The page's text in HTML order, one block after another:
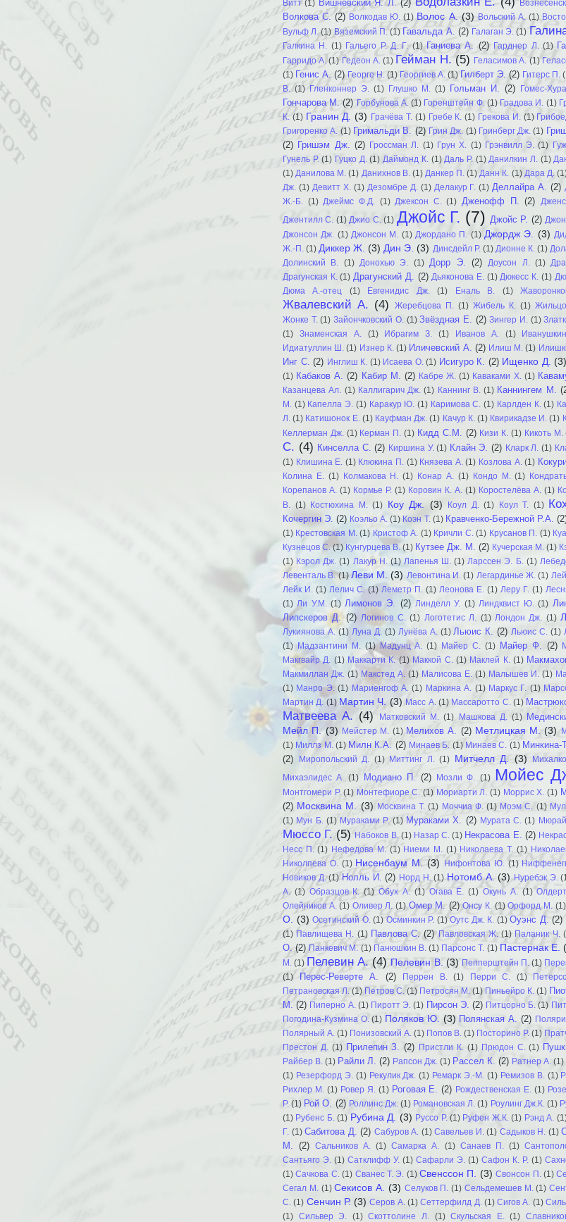
Витт (1) Вишневский Я. Л. (2)
Волкова С. (2) Волкодав Ю. (1) Волос А. (3) Вольский А. (1)
Вульф Л. (1) Вяземский П. (1) Гавальда А. (2) Галаган Э. (1)
Галкина Н. (1) Гальего Р. Д. Г. (1) Ганиева А. (2) Гарднер Л. (1)
Гарридо А. (1) Гедеон А. (1) Гейман Н. (5) Геласимов А. (1)
(1) Генис А. (2) Георге Н. (1) Георгиев А. (1) Гилберт Э. (2) Гитерс П.
В.
(1) Гленконнер Э. (1) Глушко М. (1) Гольман И. (2) Гомес-
Гончарова М. (2) Горбунова А. (1) Горенштейн Ф. (1) Градова И. (1)
К.
(1) Гранин Д. (3) Грачёва Т. (1) Гребе К. (1) Грекова И. (1)
Григоренко А. (1) Гримальди В. (2) Грин Дж. (1) Гринберг Дж. (1)
(2) Гришэм Дж. (2) Гроссман Л. (1) Грун Х. (1) Грэнвилл Э. (1)
Гунель Р. (1) Гуцко Д. (1) Даймонд К. (1) Даль Р. (1) Данилкин Л. (1)
(1) Данилова М. (1) Данихнов В. (1) Данкер П. (1) Данн К. (1) Дара Д.
Дж. (1) Девитт Х. (1) Дезомбре Д. (1) Делакур Г. (1) Деллайра А. (2)
Ж.-Б.
(1) Джеймс Ф.Д. (1) Джексон С. (1) Дженофф П. (2)
Джентилл С. (1) Джио С. (1) Джойс Г. (7) Джойс Р. (2)
Джонсон Дж.
(1) Джонсон М. (1) Джордано П. (1) Джордж Э. (3)
Ж.-П.
(1) Диккер Ж. (3) Дин Э. (3) Динсдейл Р. (1) Дионне К. (1)
Долинский В.
(1) Донохью Э. (1) Дорр Э. (2) Доусон Л. (1)
Драгунская К.
(1) Драгунский Д. (2) Дьяконова Е. (1) Дюкесс К. (1)
Дюма А.-отец
(1) Евгенидис Дж. (1) Еналь В. (1)
Жвалевский А. (4) Жеребцова П. (1) Жибель К. (1)
Жонке Т.
(1) Зайончковский О. (1) Звёздная Е. (2) Зингер И. (1)
(1)
Знаменская А. (1) Ибрагим З. (1) Иванов А. (1)
Идиатуллин Ш.
(1) Изнер К. (1) Иличевский А. (2) Илиш М. (1)
Инг С. (2) Инглиш К. (1) Исаева О. (1) Исигуро К. (2) Ищенко Д. (3)
(1) Кабаков А. (2) Кабир М. (2) Кабре Ж. (1) Каваками Х. (1)
Казанцева Ал. (1) Каллигарич Дж. (1) Каннинг В. (1) Каннингем М.
М. (1) Капелла Э. (1) Каракур Ю. (1) Каримова С. (1) Карлден К. (1)
Л.
(1) Катишонок Е. (1) Кауфман Дж. (1) Качур К. (1) Квирикадзе И. (1)
Келлерман Дж. (1) Керман П. (1) Кидд С.М. (2) Кизи К. (1) Кикоть М.
С. (4) Кинселла С. (2) Киршина У. (1) Клайн Э. (2) Кларк Л. (1)
(1) Клишина Е. (1) Клюкина П. (1) Князева А. (1) Козлова А. (1)
Колина Е. (1) Колмакова Н. (1) Конар А. (1) Кондо М. (1)
Корепанов А. (1) Кормье Р. (1) Коровин К. А. (1) Коростелёва А. (1)
В.
(1) Костюхина М. (1) Коу Дж. (3) Коул Д. (1) Коул Т. (1)
Кочергин Э. (2) Коэльо А. (1) Коэн Т. (1) Кравченко-Бережной Р.А.
(1) Крестовская М. (1) Кристоф А. (1) Кричли С. (1) Крусанов П. (1)
Кузнецов С. (1) Кунгурцева В. (1) Кутзее Дж. М. (2) Кучерская М. (1)
(1) Кэрол Дж. (1) Лакур Н. (1) Лапенья Ш. (1) Ларссен Э. Б. (1)
Левенталь В. (1) Леви М. (3) Левонтина И. (1) Легардинье Ж. (1)
Лейк И.
(1) Лелич С. (1) Леметр П. (1) Леонова Е. (1) Леру Г. (1)
(1) Ли У.М. (1) Лимонов Э. (2) Линделл У. (1) Линдквист Ю. (1)
Липскеров Д. (2) Логинов С. (1) Логотетис Л. (1) Лондон Дж. (1)
Лукиянова А. (1) Луна Д. (1) Лунёва А. (1) Льюис К. (2) Льюис С. (1)
(1)
Мадзантини М. (1) Мадунц А. (1) Майер С. (1) Майер Ф. (2)
Макгвайр Д.
(1) Маккарти К. (1) Маккой С. (1) Маклей К. (1)
Макмиллан Дж. (1) Макстед А. (1) Малисова Е. (1) Малышев И. (1)
(1) Манро Э. (1) Мариенгоф А. (1) Маркина А. (1) Маркус Г. (1)
Мартин Д.
(1) Мартин Ч. (3) Масс А. (1) Массаротто С. (1)
Матвеева А. (4) Матковский М. (1) Машкова Д. (1)
Мейл П. (3) Мейстер М. (1) Мелихов А. (2) Метлицкая М. (3)
(1) Миллз М. (1) Милн К.А. (2) Минаев Б. (1) Минаев С. (1) Минкина-
(2)
Миропольский Д. (1) Миттинг Л. (1) Митчелл Д. (3)
Михаэлидес А. (1) Модиано П. (2) Мозли Ф. (1) Мойес
Монтгомери Р. (1) Монтефиоре С. (1) Мориарти Л. (1) Моррис Х. (1)
(2) Москвина М. (3) Москвина Т. (1) Моччиа Ф. (1) Моэм С. (1)
(1) Мун Б. (1) Мураками Р. (1) Мураками Х. (2) Мурата С. (1)
Мюссо Г. (5) Набоков В. (1) Назар С. (1) Некрасова Е. (2)
Несс П.
(1) Нефедова М. (1) Ниеми М. (1) Николаева Т. (1)
Николпева О.
(1) Нисенбаум М. (3) Нифонтова Ю. (1)
Новиков Д.
(1) Нолль И. (2) Норд Н. (1) Нотомб А. (3) Нуребэк Э.
А. (1) Образцов К. (1) Обух А. (1) Огава Ё. (1) Окунь А. (1)
Олейников А. (1) Оливер Л. (1) Омер М. (2) Онсу К. (1) Орфорд М. (1)
О. (3) Осетинский О. (1) Осминкин Р. (1) Оутс Дж. К. (1) Оуэнс Д. (2)
(1) Павлищева Н. (1) Павлова С. (2) Павловская Ж. (1) Паланик Ч.
О. (2) Панкевич М. (1) Панюшкин В. (1) Парсонс Т. (1) Пастернак Е.
М. (1) Пелевин А. (4) Пелевин В. (3) Пепперштейн П. (1)
(1)
Перес-Реверте А. (2) Перрен В. (1) Перри С. (1)
Петрановская Л. (1) Петров С. (1) Петросян М. (1) Пиньейро К. (1)
М. (2) Пиперно А. (1) Пиротт Э. (1) Пирсон Э. (2) Питцорно Б. (1)
Погодина-Кузмина О. (1) Поляков Ю. (3) Полянская А. (2)
Полярный А. (1) Понизовский А. (1) Попов В. (1) Посторино Р. (1)
Престон Д.
(1) Прилепин З. (2) Пристли К. (1) Прюдон С. (1)
Райбер В. (1) Райли Л. (2) Рапсон Дж. (1) Рассел К. (2) Ратнер А. (1)
(1) Резерфорд Э. (1) Рекулик Дж. (1) Ремарк Э.-М. (1) Ремизов В. (1)
Рихлер М.
(1) Ровер Я. (1) Роговая Е. (2) Рождественская Е. (1)
Р. (1) Рой О. (2) Роллинс Дж. (1) Романовская Л. (1) Роулинг Дж.К. (1)
(1) Рубенс Б. (1) Рубина Д. (3) Руссо Р. (1) Руфен Ж.К. (1) Рэнд А.
(1) Сабитова Д. (2) Сабуров А. (1) Савельев И. (1) Садыков Н. (1)
М.
(2) Сальников А. (1) Самарка А. (1) Санаев П. (1)
Сантьяго Э. (1) Сатклифф У. (1) Сафарли Э. (1) Сафон К. Р. (1)
(1) Сачкова С. (1) Сванес Т. Э. (1) Свенссон П. (3) Свонсон П. (1)
Сегал М.
(1) Секисов А. (3) Селуков П. (1) Сельдемешев М. (1)
С.
(1) Сенчин Р. (3) Серов А. (1) Сеттерфилд Д. (1) Сигов А. (1)
(1)
Сильвер Э. (1) Скоттолине Л. (1) Скульская Е. (1)